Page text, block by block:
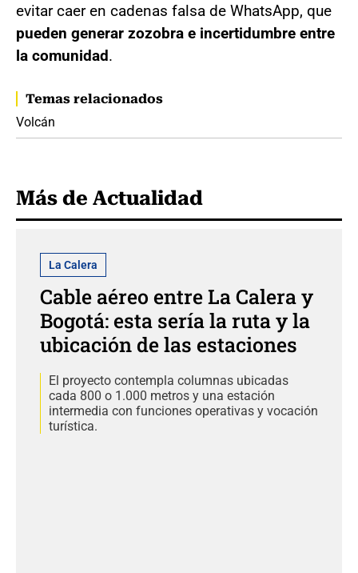
evitar caer en cadenas falsa de WhatsApp, que
pueden generar zozobra e incertidumbre entre
la comunidad.
Temas relacionados
Volcán
Más de Actualidad
La Calera
Cable aéreo entre La Calera y
Bogotá: esta sería la ruta y la
ubicación de las estaciones
El proyecto contempla columnas ubicadas
cada 800 o 1.000 metros y una estación
intermedia con funciones operativas y vocación
turística.